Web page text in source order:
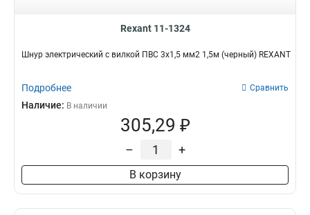
Rexant 11-1324
Шнур электрический с вилкой ПВС 3х1,5 мм2 1,5м (черный) REXANT
Подробнее Сравнить
Наличие: В наличии
305,29 ₽
– +
В корзину